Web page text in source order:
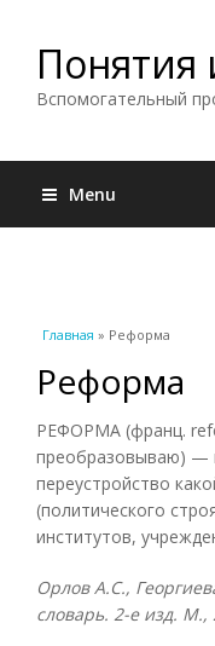
Понятия
Вспомогательный
Menu
Вы здесь
Главная » Реформа
Реформа
РЕФОРМА (франц.
преобразовываю) —
переустройство
(политического
институтов,
Орлов А.С.,
словарь. 2-е изд. М.,